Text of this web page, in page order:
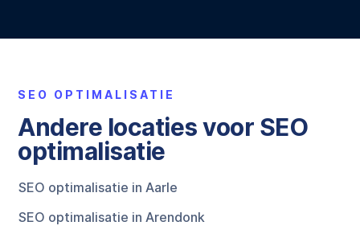
SEO OPTIMALISATIE
Andere locaties voor SEO
optimalisatie
SEO optimalisatie in Aarle
SEO optimalisatie in Arendonk